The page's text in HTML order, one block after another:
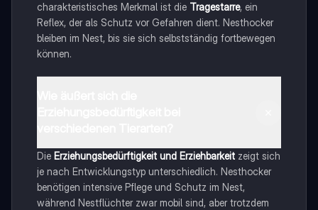
charakteristisches Merkmal ist die Tragestarre, ein
Reflex, der als Schutz vor Gefahren dient. Nesthocker
bleiben im Nest, bis sie sich selbstständig fortbewegen
können.
Die Erziehungsbedürftigkeit und Erziehbarkeitzeigt sich
je nach Entwicklungstyp unterschiedlich. Nesthocker
benötigen intensive Pflege und Schutz im Nest,
während Nestflüchter zwar mobil sind, aber trotzdem